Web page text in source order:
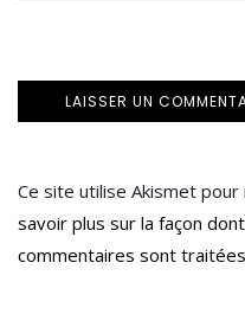
Ce site utilise Akismet
savoir plus sur la façon
commentaires sont traitées